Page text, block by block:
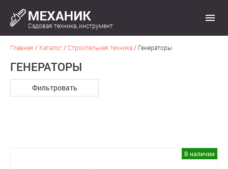
Садовая техника, инструмент
Главная / Каталог /Строительная техника / Генераторы
ГЕНЕРАТОРЫ
Фильтровать
В наличии